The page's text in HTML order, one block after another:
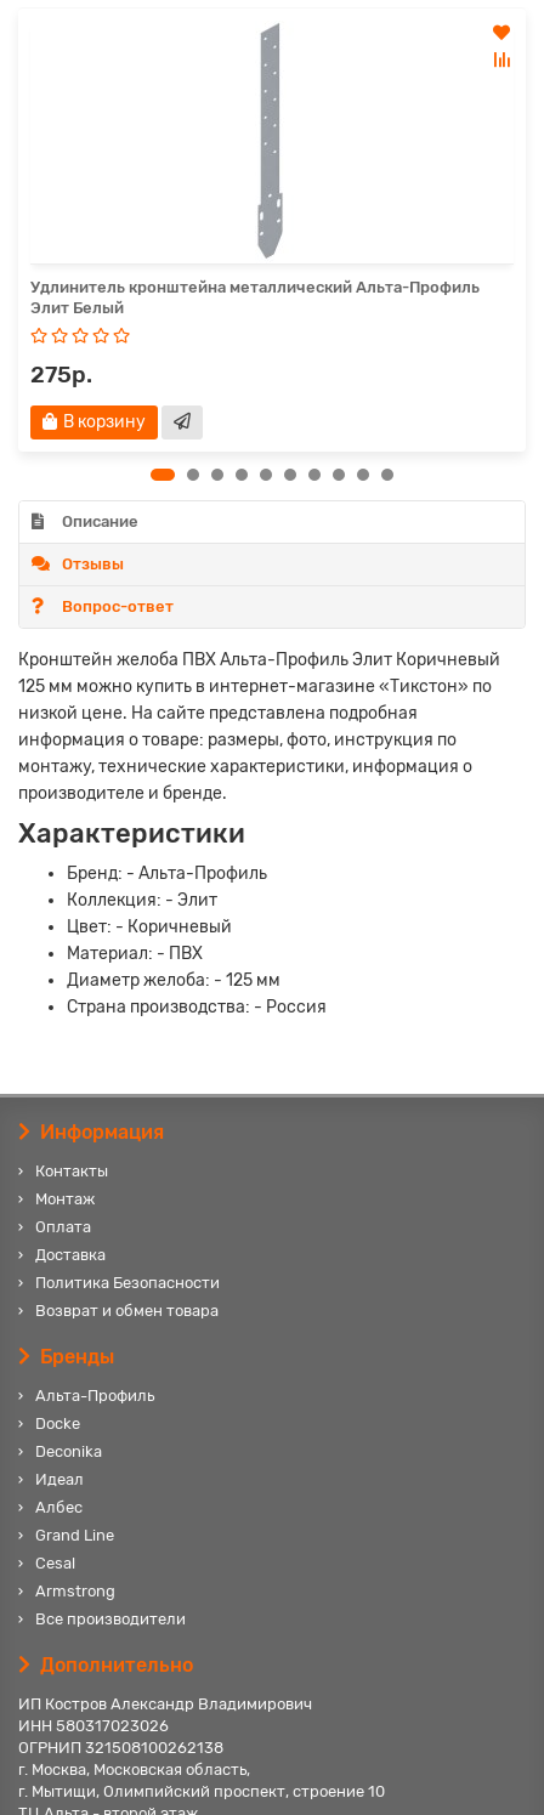
Удлинитель кронштейна металлический Альта-Профиль
Элит Белый
275р.
В корзину
Описание
Отзывы
Вопрос-ответ
Кронштейн желоба ПВХ Альта-Профиль Элит Коричневый
125 мм можно купить в интернет-магазине «Тикстон» по
низкой цене. На сайте представлена подробная
информация о товаре: размеры, фото, инструкция по
монтажу, технические характеристики, информация о
производителе и бренде.
Характеристики
Бренд: - Альта-Профиль
Коллекция: - Элит
Цвет: - Коричневый
Материал: - ПВХ
Диаметр желоба: - 125 мм
Страна производства: - Россия
Информация
Контакты
Монтаж
Оплата
Доставка
Политика Безопасности
Возврат и обмен товара
Бренды
Альта-Профиль
Docke
Deconika
Идеал
Албес
Grand Line
Cesal
Armstrong
Все производители
Дополнительно
ИП Костров Александр Владимирович
ИНН 580317023026
ОГРНИП 321508100262138
г. Москва, Московская область,
г. Мытищи, Олимпийский проспект, строение 10